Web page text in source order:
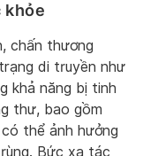
khỏe
chấn thương
di truyền như
khả năng bị tinh
thư, bao gồm
thể ảnh hưởng
Bức xạ tác